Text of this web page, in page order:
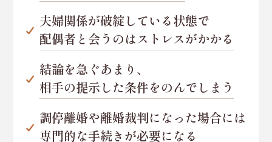
夫婦関係が破綻している状態で
配偶者と会うのはストレスがかかる
結論を急ぐあまり、
相手の提示した条件をのんでしまう
調停離婚や離婚裁判になった場合には
専門的な手続きが必要になる